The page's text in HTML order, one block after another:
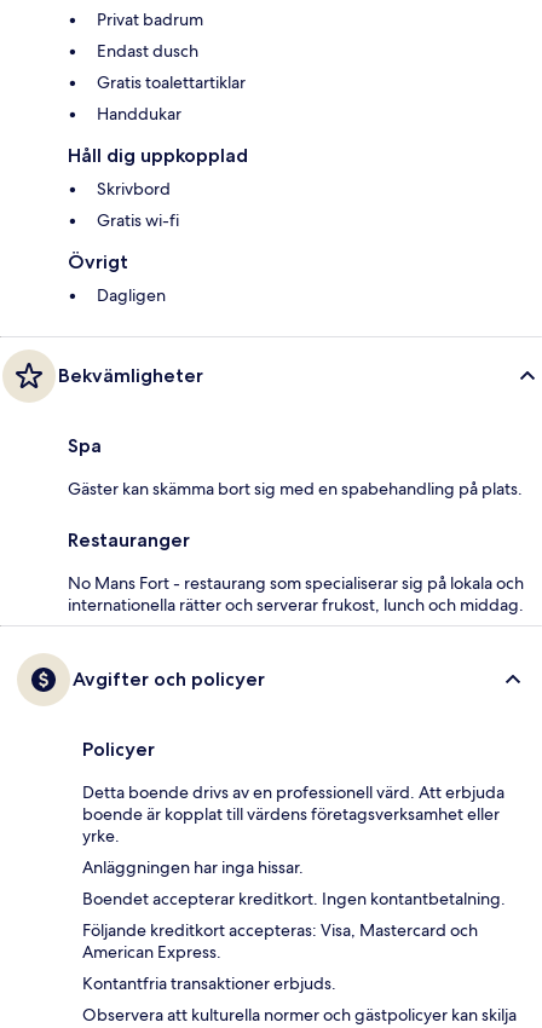
Privat badrum
Endast dusch
Gratis toalettartiklar
Handdukar
Håll dig uppkopplad
Skrivbord
Gratis wi-fi
Övrigt
Dagligen
Bekvämligheter
Spa
Gäster kan skämma bort sig med en spabehandling på plats.
Restauranger
No Mans Fort - restaurang som specialiserar sig på lokala och
internationella rätter och serverar frukost, lunch och middag.
Avgifter och policyer
Policyer
Detta boende drivs av en professionell värd. Att erbjuda
boende är kopplat till värdens företagsverksamhet eller
yrke.
Anläggningen har inga hissar.
Boendet accepterar kreditkort. Ingen kontantbetalning.
Följande kreditkort accepteras: Visa, Mastercard och
American Express.
Kontantfria transaktioner erbjuds.
Observera att kulturella normer och gästpolicyer kan skilja